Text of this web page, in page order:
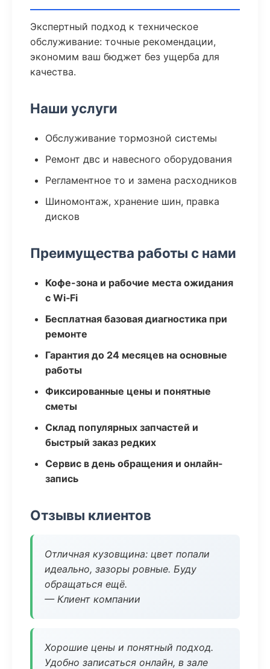
Экспертный подход к техническое
обслуживание: точные рекомендации,
экономим ваш бюджет без ущерба для
качества.
Наши услуги
Обслуживание тормозной системы
Ремонт двс и навесного оборудования
Регламентное то и замена расходников
Шиномонтаж, хранение шин, правка
дисков
Преимущества работы с нами
Кофе-зона и рабочие места ожидания
с Wi‑Fi
Бесплатная базовая диагностика при
ремонте
Гарантия до 24 месяцев на основные
работы
Фиксированные цены и понятные
сметы
Склад популярных запчастей и
быстрый заказ редких
Сервис в день обращения и онлайн-
запись
Отзывы клиентов
Отличная кузовщина: цвет попали
идеально, зазоры ровные. Буду
обращаться ещё.
— Клиент компании
Хорошие цены и понятный подход.
Удобно записаться онлайн, в зале